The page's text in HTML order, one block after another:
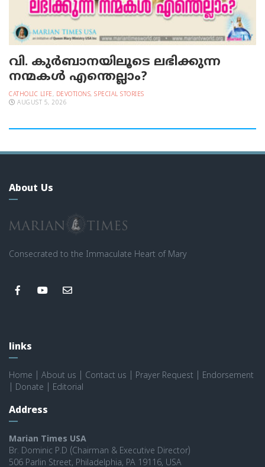
വി. കുര്‍ബാനയിലൂടെ ലഭിക്കുന്ന
നന്മകള്‍ എന്തെല്ലാം?
CATHOLIC LIFE, DEVOTIONS, SPECIAL STORIES
AUGUST 5, 2026
About Us
Consecrated to the Immaculate Heart of Mary
links
Home About us Contact us Prayer Request
Endorsement
Donate Editorial
Address
Marian Times USA
Br. Dominic P.D (Chairman & Executive Director)
506 Parlin Street, Philadelphia, PA 19116, USA